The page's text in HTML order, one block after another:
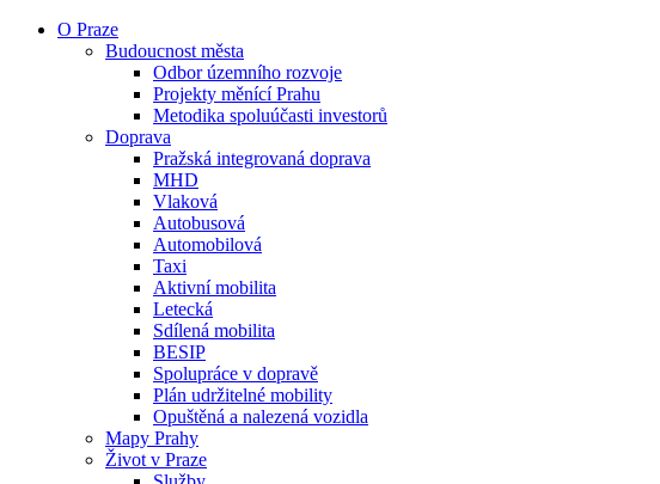
O Praze
Budoucnost města
Odbor územního rozvoje
Projekty měnící Prahu
Metodika spoluúčasti investorů
Doprava
Pražská integrovaná doprava
MHD
Vlaková
Autobusová
Automobilová
Taxi
Aktivní mobilita
Letecká
Sdílená mobilita
BESIP
Spolupráce v dopravě
Plán udržitelné mobility
Opuštěná a nalezená vozidla
Mapy Prahy
Život v Praze